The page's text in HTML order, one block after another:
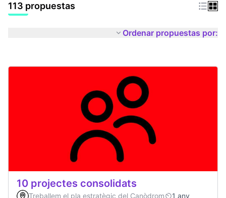
113 propuestas
Ordenar propuestas por:
10 projectes consolidats
Treballem el pla estratègic del Canòdrom
1 any